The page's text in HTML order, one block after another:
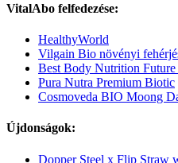
VitalAbo felfedezése:
HealthyWorld
Vilgain Bio növényi
Best Body Nutrition Future
Pura Nutra Premium Biotic
Cosmoveda BIO Moong
Újdonságok:
Dopper Steel x Flip Straw